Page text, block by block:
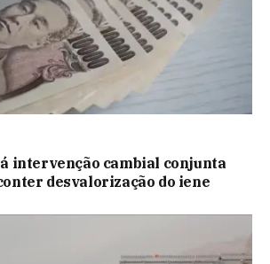
intervenção cambial conjunta
desvalorização do iene